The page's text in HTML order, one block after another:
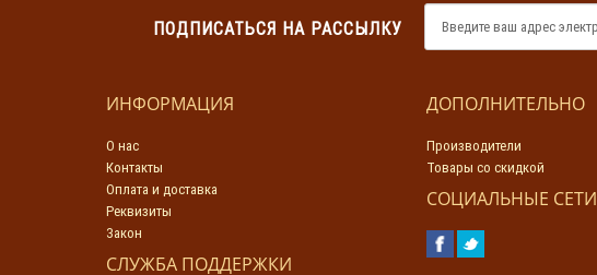
ПОДПИСАТЬСЯ НА РАССЫЛКУ
ИНФОРМАЦИЯ
О нас
Контакты
Оплата и доставка
Реквизиты
Закон
СЛУЖБА ПОДДЕРЖКИ
ДОПОЛНИТЕЛЬНО
Производители
Товары со скидкой
СОЦИАЛЬНЫЕ СЕТИ